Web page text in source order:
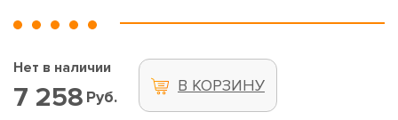
Нет в наличии
7 258 Руб.
В КОРЗИНУ